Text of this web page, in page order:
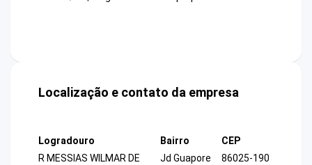
Localização e contato da empresa
Logradouro
R MESSIAS WILMAR DE
Bairro
Jd Guapore
CEP
86025-190